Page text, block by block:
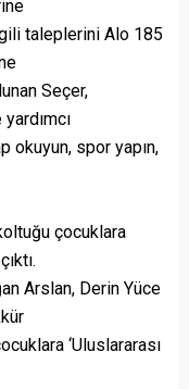
taleplerini Alo 185
Seçer,
okuyun, spor yapın,
çocuklara
Arslan, Derin Yüce
‘Uluslararası